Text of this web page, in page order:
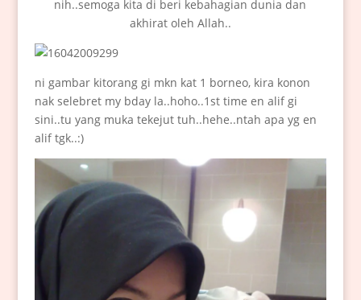
nih..semoga kita di beri kebahagian dunia dan
akhirat oleh Allah..
ni gambar kitorang gi mkn kat 1 borneo, kira konon
nak selebret my bday la..hoho..1st time en alif gi
sini..tu yang muka tekejut tuh..hehe..ntah apa yg en
alif tgk..:)